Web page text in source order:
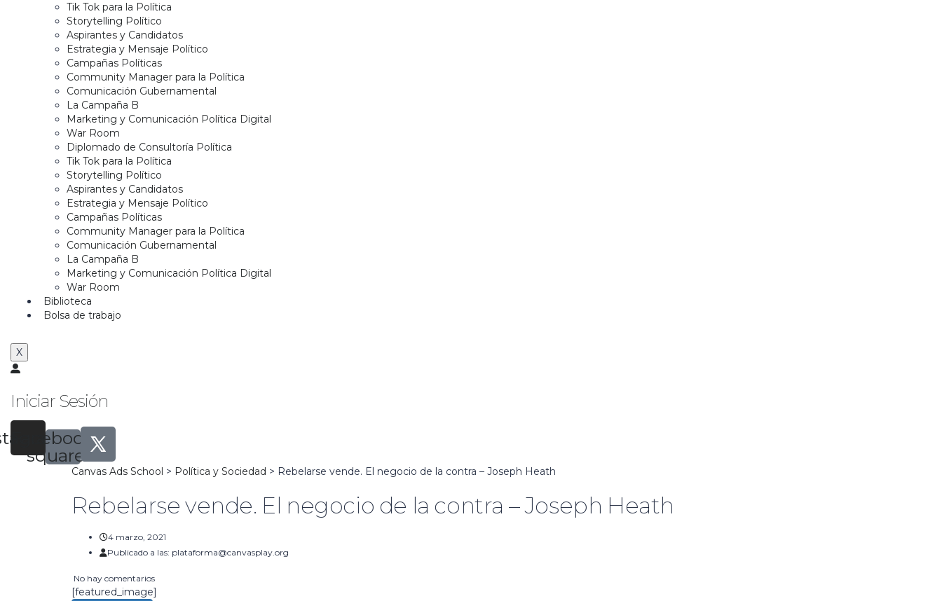
Tik Tok para la Política
Storytelling Político
Aspirantes y Candidatos
Estrategia y Mensaje Político
Campañas Políticas
Community Manager para la Política
Comunicación Gubernamental
La Campaña B
Marketing y Comunicación Política Digital
War Room
Diplomado de Consultoría Política
Tik Tok para la Política
Storytelling Político
Aspirantes y Candidatos
Estrategia y Mensaje Político
Campañas Políticas
Community Manager para la Política
Comunicación Gubernamental
La Campaña B
Marketing y Comunicación Política Digital
War Room
Biblioteca
Bolsa de trabajo
X
Iniciar Sesión
Facebook-
square
Canvas Ads School > Política y Sociedad > Rebelarse vende. El negocio de la contra – Joseph Heath
Rebelarse vende. El negocio de la contra – Joseph Heath
4 marzo, 2021
Publicado a las: plataforma@canvasplay.org
No hay comentarios
[featured_image]